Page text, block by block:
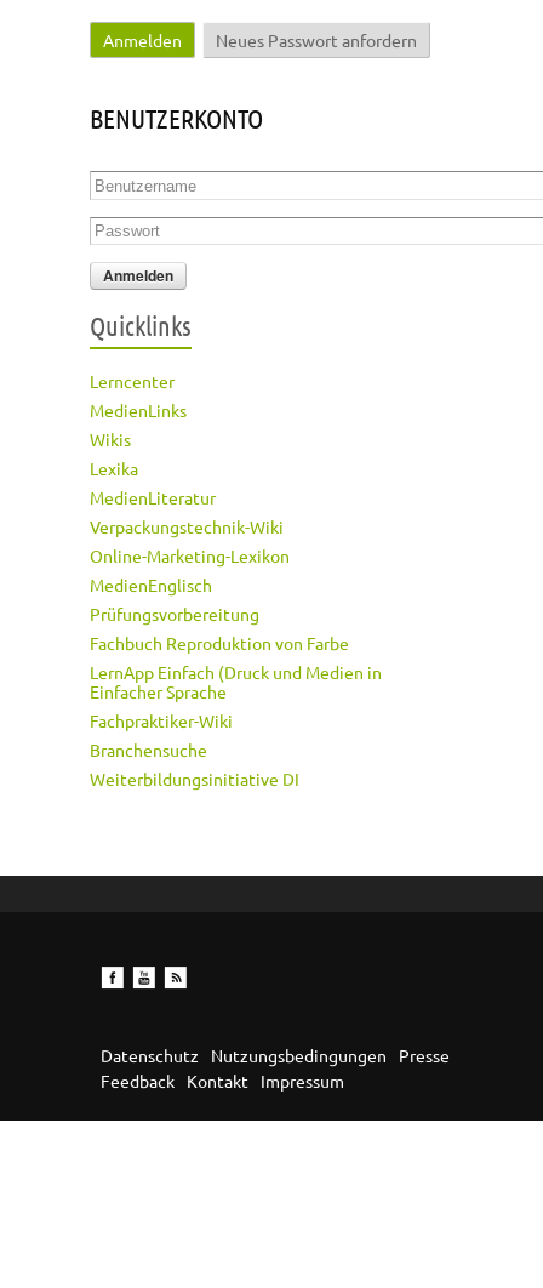
Haupt-Reiter
Anmelden (aktiver Reiter)
Neues Passwort anfordern
BENUTZERKONTO
Benutzername
Passwort
Quicklinks
Lerncenter
MedienLinks
Wikis
Lexika
MedienLiteratur
Verpackungstechnik-Wiki
Online-Marketing-Lexikon
MedienEnglisch
Prüfungsvorbereitung
Fachbuch Reproduktion von Farbe
LernApp Einfach (Druck und Medien in
Einfacher Sprache
Fachpraktiker-Wiki
Branchensuche
Weiterbildungsinitiative DI
Datenschutz Nutzungsbedingungen
Presse
Feedback
Kontakt Impressum